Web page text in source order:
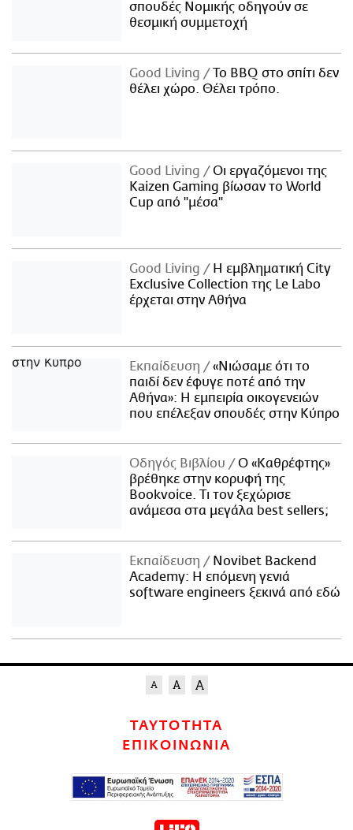
σπουδές Νομικής οδηγούν σε
θεσμική συμμετοχή
Good Living
Το BBQ στο σπίτι δεν
θέλει χώρο. Θέλει τρόπο.
Good Living
Οι εργαζόμενοι της
Kaizen Gaming βίωσαν το World
Cup από "μέσα"
Good Living
Η εμβληματική City
Exclusive Collection της Le Labo
έρχεται στην Αθήνα
Εκπαίδευση
«Νιώσαμε ότι το
παιδί δεν έφυγε ποτέ από την
Αθήνα»: Η εμπειρία οικογενειών
που επέλεξαν σπουδές στην Κύπρο
Οδηγός Βιβλίου
Ο «Καθρέφτης»
βρέθηκε στην κορυφή της
Bookvoice. Τι τον ξεχώρισε
ανάμεσα στα μεγάλα best sellers;
Εκπαίδευση
Novibet Backend
Academy: Η επόμενη γενιά
software engineers ξεκινά από εδώ
ΤΑΥΤΟΤΗΤΑ
ΕΠΙΚΟΙΝΩΝΙΑ